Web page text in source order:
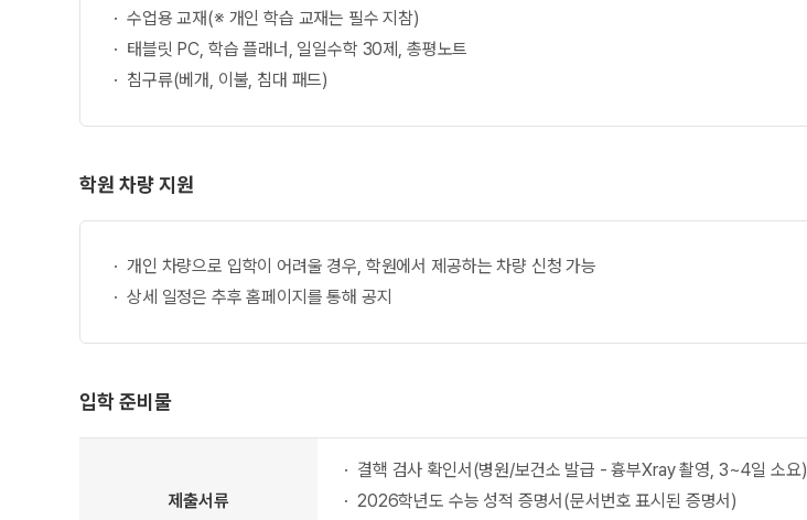
온라인 상담
자주 묻는 질문
재원생 온라인 결제 안내
수업용 교재(※ 개인 학습 교재는 필수 지참)
태블릿 PC, 학습 플래너, 일일수학 30제, 총평노트
침구류(베개, 이불, 침대 패드)
학원 차량 지원
개인 차량으로 입학이 어려울 경우, 학원에서 제공하는 차량 신청 가능
상세 일정은 추후 홈페이지를 통해 공지
입학 준비물
제출서류
결핵 검사 확인서(병원/보건소 발급 - 흉부Xray 촬영, 3~4일 소요)
2026학년도 수능 성적 증명서(문서번호 표시된 증명서)